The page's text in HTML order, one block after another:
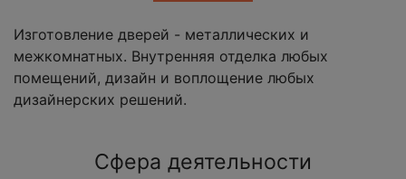
Изготовление дверей - металлических и
межкомнатных. Внутренняя отделка любых
помещений, дизайн и воплощение любых
дизайнерских решений.
Сфера деятельности